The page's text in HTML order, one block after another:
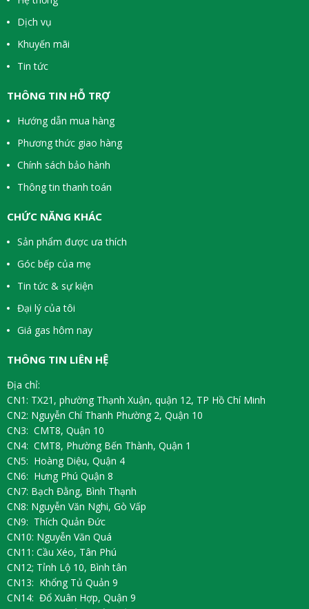
Dịch vụ
Khuyến mãi
Tin tức
THÔNG TIN HỖ TRỢ
Hướng dẫn mua hàng
Phương thức giao hàng
Chính sách bảo hành
Thông tin thanh toán
CHỨC NĂNG KHÁC
Sản phẩm được ưa thích
Góc bếp của mẹ
Tin tức & sự kiện
Đại lý của tôi
Giá gas hôm nay
THÔNG TIN LIÊN HỆ
Địa chỉ:
CN1: TX21, phường Thạnh Xuận, quận 12, TP Hồ Chí Minh
CN2: Nguyễn Chí Thanh Phường 2, Quận 10
CN3: CMT8, Quận 10
CN4: CMT8, Phường Bến Thành, Quận 1
CN5: Hoàng Diệu, Quận 4
CN6: Hưng Phú Quận 8
CN7: Bạch Đằng, Bình Thạnh
CN8: Nguyễn Văn Nghi, Gò Vấp
CN9: Thích Quản Đức
CN10: Nguyễn Văn Quá
CN11: Cầu Xéo, Tân Phú
CN12; Tỉnh Lộ 10, Bình tân
CN13: Khổng Tủ Quản 9
CN14: Đổ Xuân Hợp, Quận 9